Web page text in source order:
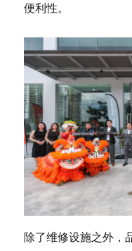
便利性。
除了维修设施之外，